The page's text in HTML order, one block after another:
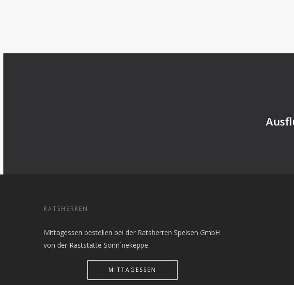
RATSHERREN
Mittagessen bestellen bei der Ratsherren Speisen GmbH
von der Raststätte Sonn´nekeppe.
MITTAGESSEN